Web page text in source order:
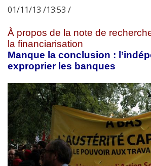
01/11/13 /13:53 /
À propos de la note de
la financiarisation
Manque la conclusion :
exproprier les banques